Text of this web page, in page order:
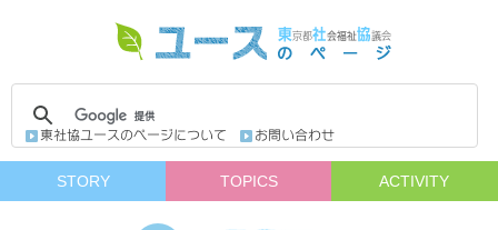
STORY TOPICS ACTIVITY